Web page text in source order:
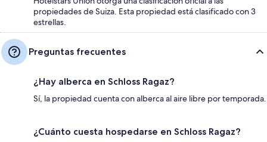
propiedades de Suiza. Esta propiedad está clasificado con 3
estrellas.
Preguntas frecuentes
¿Hay alberca en Schloss Ragaz?
Sí, la propiedad cuenta con alberca al aire libre por temporada.
¿Cuánto cuesta hospedarse en Schloss Ragaz?